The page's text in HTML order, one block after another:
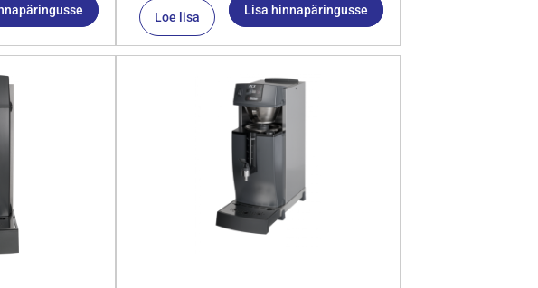
Loe lisa Lisa hinnapäringusse